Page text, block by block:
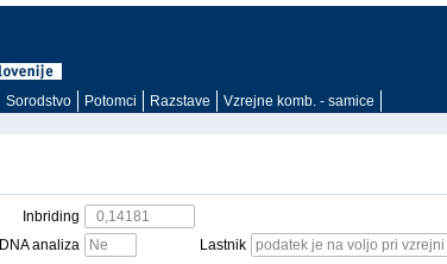
Sorodstvo Potomci Razstave Vzrejne komb. - samice
Inbriding
DNA analiza Lastnik